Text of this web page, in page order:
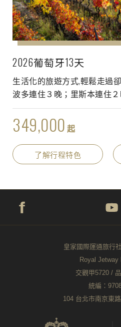
2026葡萄牙13天
生活化的旅遊方式,輕鬆走過
波多連住３晚；里斯本連住
349,000 起
了解行程特色
皇家國際運通旅行
Royal Jetway
交觀甲5720 /
統編：
104 台北市南京東